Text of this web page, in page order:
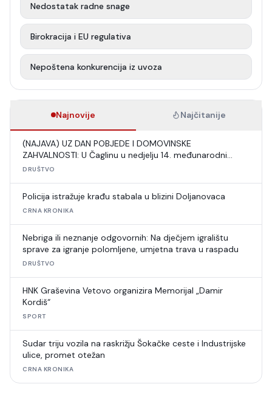
Nedostatak radne snage
Birokracija i EU regulativa
Nepoštena konkurencija iz uvoza
Najnovije Najčitanije
(NAJAVA) UZ DAN POBJEDE I DOMOVINSKE
ZAHVALNOSTI: U Čaglinu u nedjelju 14. međunarodni
šahovski turnir
DRUŠTVO
Policija istražuje krađu stabala u blizini Doljanovaca
CRNA KRONIKA
Nebriga ili neznanje odgovornih: Na dječjem igralištu
sprave za igranje polomljene, umjetna trava u raspadu
DRUŠTVO
HNK Graševina Vetovo organizira Memorijal „Damir
Kordiš“
SPORT
Sudar triju vozila na raskrižju Šokačke ceste i Industrijske
ulice, promet otežan
CRNA KRONIKA